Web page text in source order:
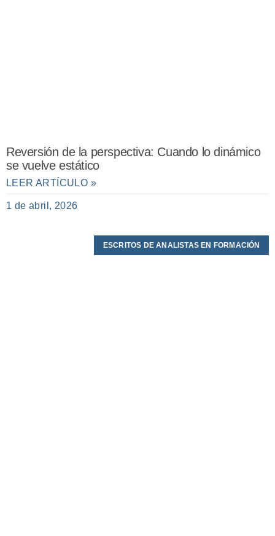
Reversión de la perspectiva: Cuando lo dinámico
se vuelve estático
LEER ARTÍCULO »
1 de abril, 2026
ESCRITOS DE ANALISTAS EN FORMACIÓN